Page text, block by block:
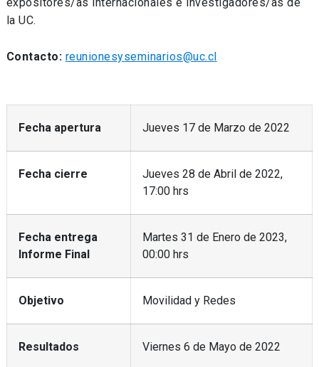
la UC.
Contacto: reunionesyseminarios@uc.cl
Fecha apertura Jueves 17 de Marzo de 2022
Fecha cierre
Jueves 28 de Abril de 2022,
17:00 hrs
Fecha entrega
Informe Final
Martes 31 de Enero de 2023,
00:00 hrs
Objetivo Movilidad y Redes
Resultados Viernes 6 de Mayo de 2022